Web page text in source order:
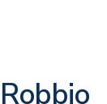
Robbio